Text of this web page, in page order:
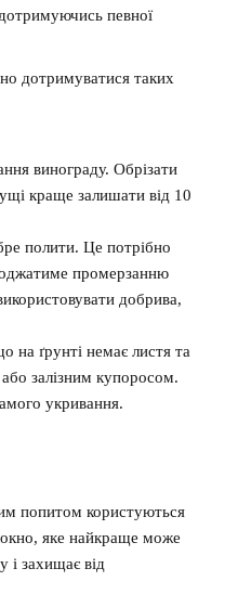
певної
дотримуватися таких
винограду. Обрізати
краще залишати від 10
полити. Це потрібно
промерзанню
добрива,
на ґрунті немає листя та
залізним купоросом.
укривання.
попитом користуються
яке найкраще може
і захищає від